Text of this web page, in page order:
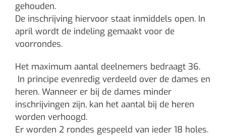
gehouden.
De inschrijving hiervoor staat inmiddels open. In
april wordt de indeling gemaakt voor de
voorrondes.
Het maximum aantal deelnemers bedraagt 36.
In principe evenredig verdeeld over de dames en
heren. Wanneer er bij de dames minder
inschrijvingen zijn, kan het aantal bij de heren
worden verhoogd.
Er worden 2 rondes gespeeld van ieder 18 holes.